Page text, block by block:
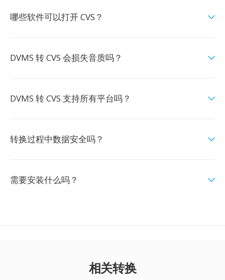
哪些软件可以打开 CVS？
DVMS 转 CVS 会损失音质吗？
DVMS 转 CVS 支持所有平台吗？
转换过程中数据安全吗？
需要安装什么吗？
相关转换